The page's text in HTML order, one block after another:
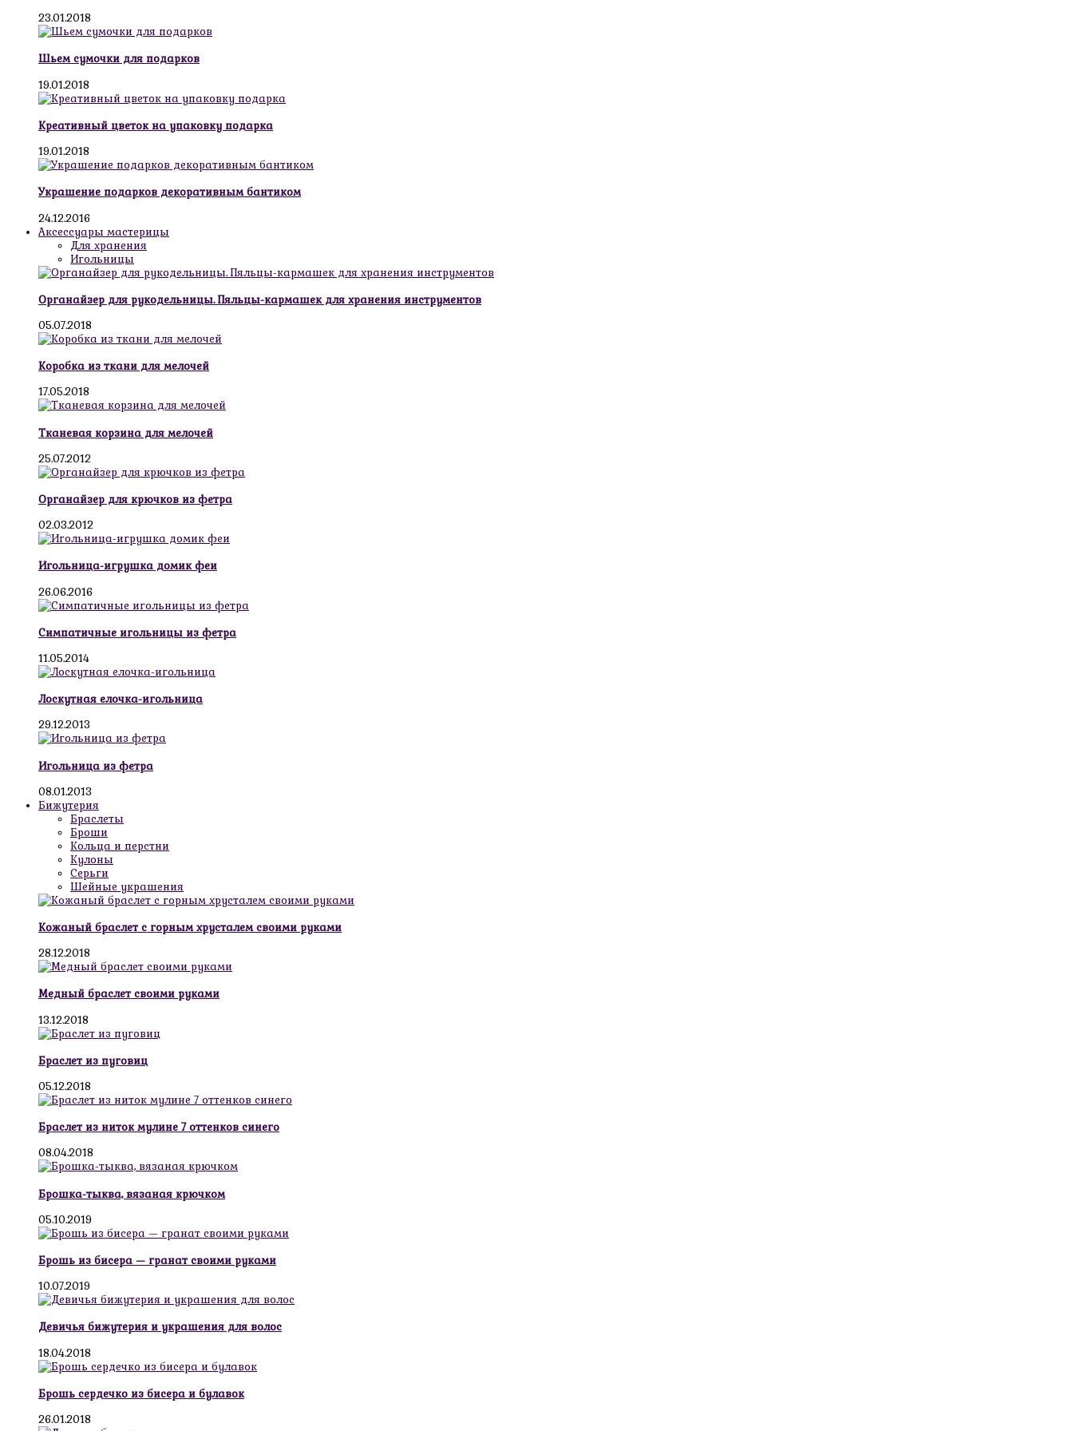
23.01.2018
Шьем сумочки для подарков
19.01.2018
Креативный цветок на упаковку подарка
19.01.2018
Украшение подарков декоративным бантиком
24.12.2016
Аксессуары мастерицы
Для хранения
Игольницы
Органайзер для рукодельницы. Пяльцы-кармашек для хранения инструментов
05.07.2018
Коробка из ткани для мелочей
17.05.2018
Тканевая корзина для мелочей
25.07.2012
Органайзер для крючков из фетра
02.03.2012
Игольница-игрушка домик феи
26.06.2016
Симпатичные игольницы из фетра
11.05.2014
Лоскутная елочка-игольница
29.12.2013
Игольница из фетра
08.01.2013
Бижутерия
Браслеты
Броши
Кольца и перстни
Кулоны
Серьги
Шейные украшения
Кожаный браслет с горным хрусталем своими руками
28.12.2018
Медный браслет своими руками
13.12.2018
Браслет из пуговиц
05.12.2018
Браслет из ниток мулине 7 оттенков синего
08.04.2018
Брошка-тыква, вязаная крючком
05.10.2019
Брошь из бисера — гранат своими руками
10.07.2019
Девичья бижутерия и украшения для волос
18.04.2018
Брошь сердечко из бисера и булавок
26.01.2018